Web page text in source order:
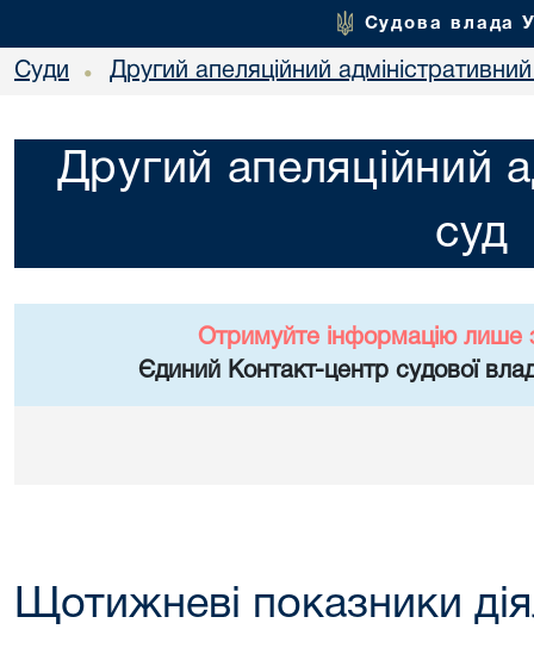
Судова влада
Суди • Другий апеляційний
Другий апеляційний
суд
Отримуйте інформацію лише
Єдиний Контакт-центр судової
Щотижневі показники